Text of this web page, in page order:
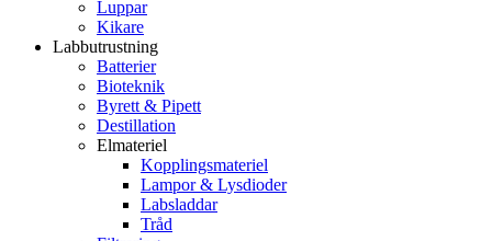
Luppar
Kikare
Labbutrustning
Batterier
Bioteknik
Byrett & Pipett
Destillation
Elmateriel
Kopplingsmateriel
Lampor & Lysdioder
Labsladdar
Tråd